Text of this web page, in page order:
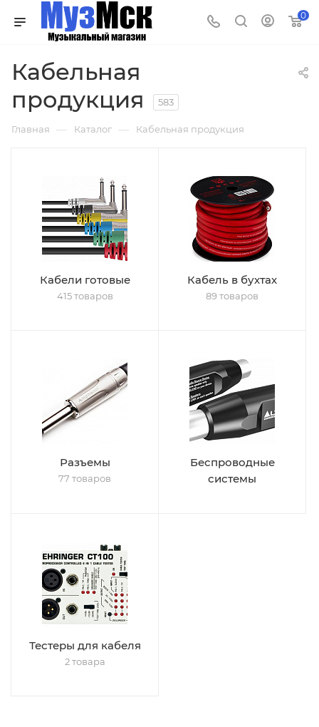
0
Кабельная
продукция
583
Главная — Каталог — Кабельная продукция
Кабели готовые
415 товаров
Кабель в бухтах
89 товаров
Разъемы
77 товаров
Беспроводные
системы
Тестеры для кабеля
2 товара